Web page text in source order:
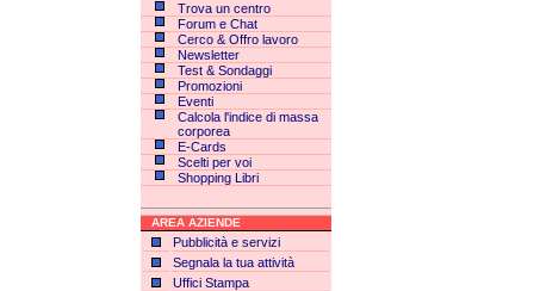
Trova un centro
Forum e Chat
Cerco & Offro lavoro
Newsletter
Test & Sondaggi
Promozioni
Eventi
Calcola l'indice di massa
corporea
E-Cards
Scelti per voi
Shopping Libri
AREA AZIENDE
Pubblicità e servizi
Segnala la tua attività
Uffici Stampa